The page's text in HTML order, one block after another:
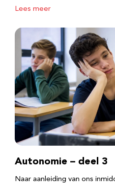
Lees meer
Autonomie – deel 3
Naar aanleiding van ons